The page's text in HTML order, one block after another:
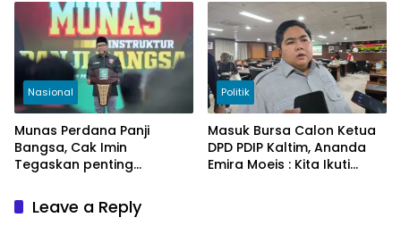
Nasional
Munas Perdana Panji
Bangsa, Cak Imin
Tegaskan penting
Bangsa sebagai badan
otonom PKB
Politik
Masuk Bursa Calon Ketua
DPD PDIP Kaltim, Ananda
Emira Moeis : Kita Ikuti
Leave a Reply